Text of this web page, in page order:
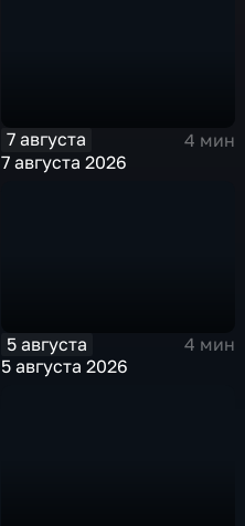
7 августа
4 мин
7 августа 2026
5 августа
4 мин
5 августа 2026